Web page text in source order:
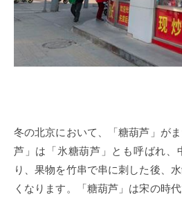
冬の北京において、「糖葫芦」が
芦」は「氷糖葫芦」とも呼ばれ、
り、果物を竹串で串に刺した後、
くなります。「糖葫芦」は宋の時